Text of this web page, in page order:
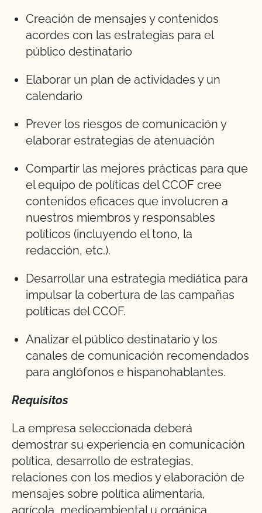
Creación de mensajes y contenidos
acordes con las estrategias para el
público destinatario
Elaborar un plan de actividades y un
calendario
Prever los riesgos de comunicación y
elaborar estrategias de atenuación
Compartir las mejores prácticas para que
el equipo de políticas del CCOF cree
contenidos eficaces que involucren a
nuestros miembros y responsables
políticos (incluyendo el tono, la
redacción, etc.).
Desarrollar una estrategia mediática para
impulsar la cobertura de las campañas
políticas del CCOF.
Analizar el público destinatario y los
canales de comunicación recomendados
para anglófonos e hispanohablantes.
Requisitos
La empresa seleccionada deberá
demostrar su experiencia en comunicación
política, desarrollo de estrategias,
relaciones con los medios y elaboración de
mensajes sobre política alimentaria,
agrícola, medioambiental u orgánica.